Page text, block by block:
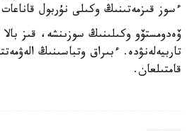
ءسوز قىزمەتىنىڭ وكىلى نۇربول
ۆەدومستۆو وكىلىنىڭ سوزىنشە، قىز بالا
تاربيەلەنۋدە. ءبىراق وتباسىنىڭ
قامتىلعان.